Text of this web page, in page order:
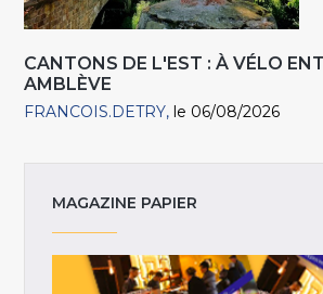
CANTONS DE L'EST : À VÉLO
AMBLÈVE
FRANCOIS.DETRY le 06/08/2026
MAGAZINE PAPIER